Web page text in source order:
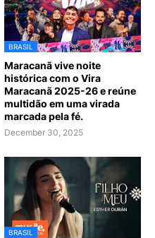
BRASIL
Maracanã vive noite
histórica com o Vira
Maracanã 2025-26 e reúne
multidão em uma virada
marcada pela fé.
December 30, 2025
BRASIL